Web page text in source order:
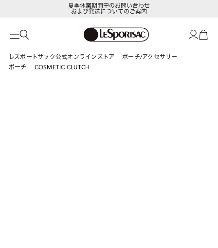
夏季休業期間中のお問い合わせ
および発送についてのご案内
レスポートサック公式オンラインストア
ポーチ/アクセサリー
ポーチ
COSMETIC CLUTCH